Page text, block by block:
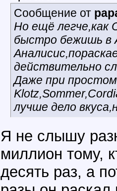
Сообщение от
Но ещё легче,как
быстро бежишь в
действительно
Даже при
лучше дело
Я не слышу
миллион тому,
десять раз, а